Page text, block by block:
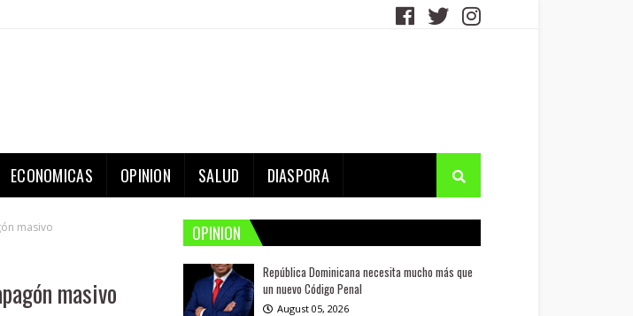
ECONOMICAS OPINION SALUD DIASPORA
masivo
masivo
OPINION
República Dominicana necesita mucho más que
un nuevo Código Penal
August 05, 2026